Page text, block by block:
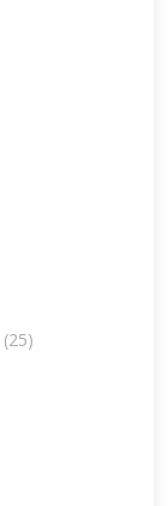
(25)